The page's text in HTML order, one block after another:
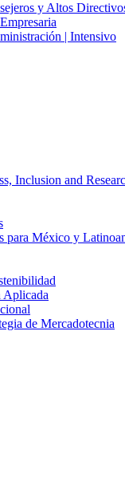
y Altos
| Intensivo
Inclusion and
para México y
Aplicada
de Mercadotecnia